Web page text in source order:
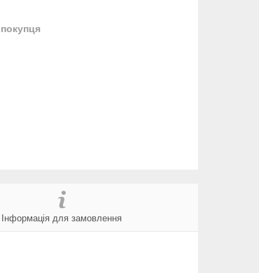
Інформація для замовлення